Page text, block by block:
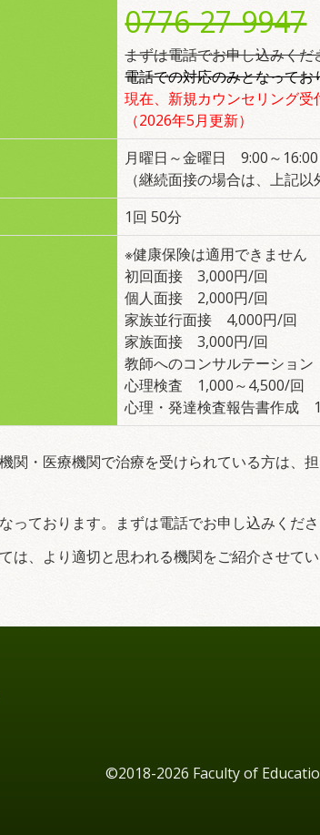
0776-27-9947
まずは電話でお申し込みくだ
電話での対応のみとなってお
現在、新規カウンセリング受
（2026年5月更新）
月曜日～金曜日 9:00～16:00
（継続面接の場合は、上記以
1回 50分
※健康保険は適用できません
初回面接 3,000円/回
個人面接 2,000円/回
家族並行面接 4,000円/回
家族面接 3,000円/回
教師へのコンサルテーショ
心理検査 1,000～4,500/回
心理・発達検査報告書作成
関・医療機関で治療を受けられている方は、
っております。まずは電話でお申し込みくだ
は、より適切と思われる機関をご紹介させてい
©2018-2026 Faculty of